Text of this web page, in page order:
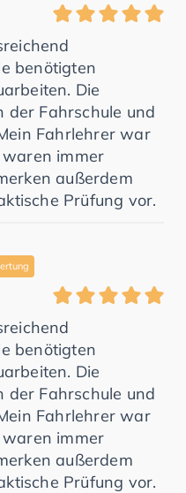
benötigten
Die
der Fahrschule und
Fahrlehrer war
waren immer
außerdem
Prüfung vor.
benötigten
Die
der Fahrschule und
Fahrlehrer war
waren immer
außerdem
Prüfung vor.